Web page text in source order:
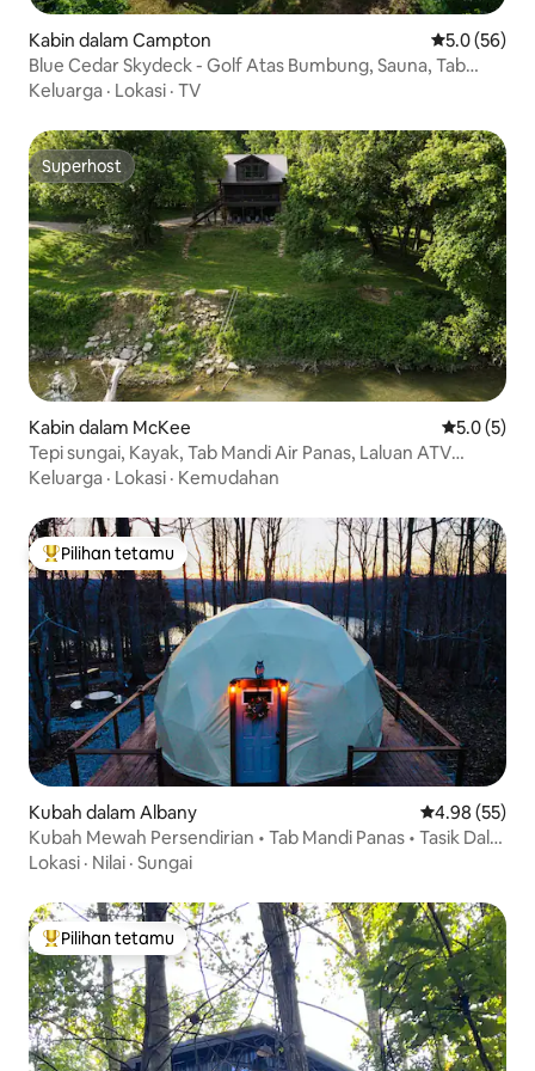
Kabin dalam Campton Penarafan
5.0 (56)
Blue Cedar Skydeck - Golf Atas Bumbung, Sauna, Tab
Mandi Air Panas
Keluarga · Lokasi · TV
Superhost
Superhost
Kabin dalam McKee Penarafan
5.0 (5)
Tepi sungai, Kayak, Tab Mandi Air Panas, Laluan ATV
Berdekatan
Keluarga · Lokasi · Kemudahan
Pilihan utama tetamu
Pilihan tetamu
Kubah dalam Albany Penarafan
4.98 (55)
Kubah Mewah Persendirian • Tab Mandi Panas • Tasik Dale
Hollow
Lokasi · Nilai · Sungai
Pilihan utama tetamu
Pilihan tetamu